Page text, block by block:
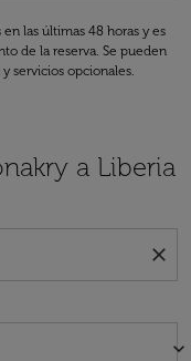
las últimas 48 horas y es
de la reserva. Se pueden
servicios opcionales.
a Liberia
close
keyboard_arrow_down